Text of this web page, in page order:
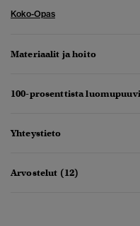
Koko-Opas
Materiaalit ja hoito
100-prosenttista
Yhteystieto
Arvostelut (12)